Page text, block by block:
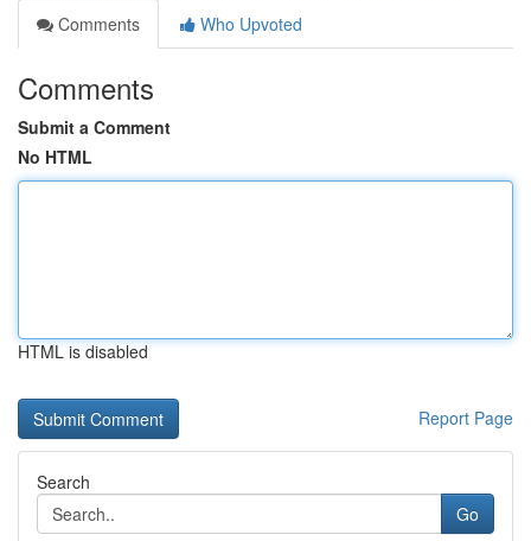
Comments
Who Upvoted
Comments
Submit a Comment
No HTML
HTML is disabled
Report Page
Search
Go